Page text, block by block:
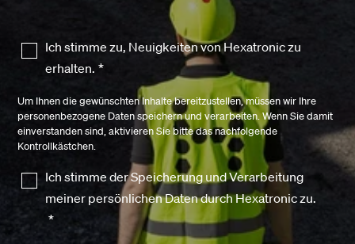
Ich stimme zu, Neuigkeiten von Hexatronic zu
erhalten. *
Um Ihnen die gewünschten Inhalte bereitzustellen, müssen wir Ihre
personenbezogene Daten speichern und verarbeiten. Wenn Sie damit
einverstanden sind, aktivieren Sie bitte das nachfolgende
Kontrollkästchen.
Ich stimme der Speicherung und Verarbeitung
meiner persönlichen Daten durch Hexatronic zu.
*